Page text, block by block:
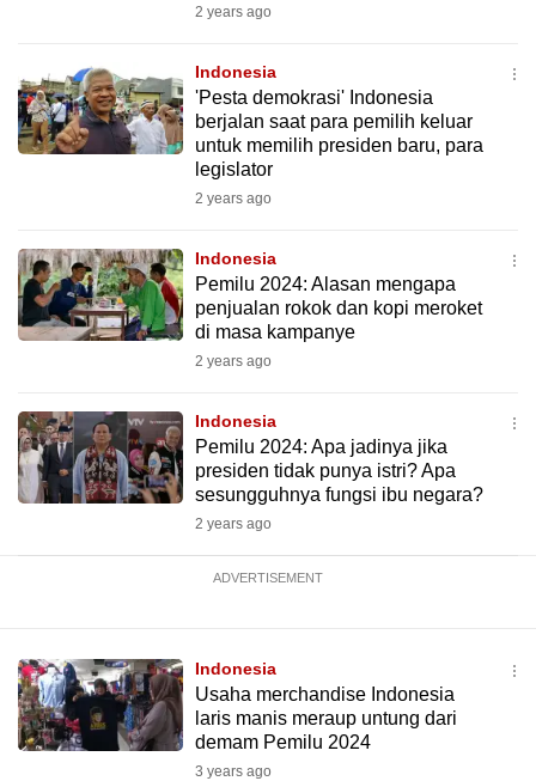
2 years ago
Indonesia
'Pesta demokrasi' Indonesia
berjalan saat para pemilih keluar
untuk memilih presiden baru, para
legislator
2 years ago
Indonesia
Pemilu 2024: Alasan mengapa
penjualan rokok dan kopi meroket
di masa kampanye
2 years ago
Indonesia
Pemilu 2024: Apa jadinya jika
presiden tidak punya istri? Apa
sesungguhnya fungsi ibu negara?
2 years ago
ADVERTISEMENT
Indonesia
Usaha merchandise Indonesia
laris manis meraup untung dari
demam Pemilu 2024
3 years ago
Upgraded
but
Contact
us